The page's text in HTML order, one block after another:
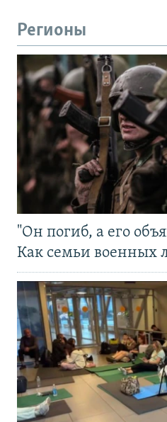
Регионы
"Он погиб, а его
Как семьи военных